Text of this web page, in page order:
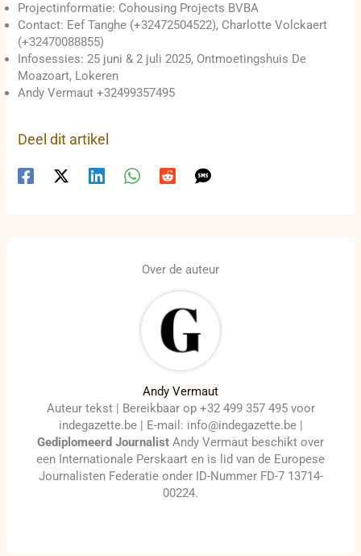
Projectinformatie: Cohousing Projects BVBA
Contact: Eef Tanghe (+32472504522), Charlotte Volckaert
(+32470088855)
Infosessies: 25 juni & 2 juli 2025, Ontmoetingshuis De
Moazoart, Lokeren
Andy Vermaut +32499357495
Deel dit artikel
Over de auteur
Andy Vermaut
Auteur tekst | Bereikbaar op +32 499 357 495 voor
indegazette.be | E-mail: info@indegazette.be |
Gediplomeerd Journalist Andy Vermaut beschikt over
een Internationale Perskaart en is lid van de Europese
Journalisten Federatie onder ID-Nummer FD-7 13714-
00224.